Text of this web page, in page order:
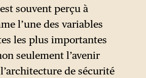
opposés à un
accru dans le
pour Moscou
des principales
souvent perçu à
l’une des variables
les plus importantes
seulement l’avenir
de sécurité